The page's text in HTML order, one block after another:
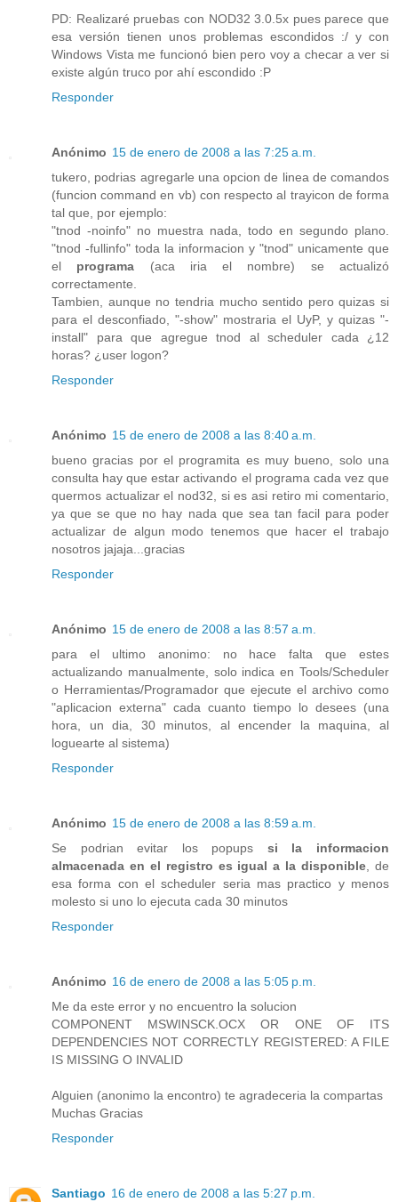
PD: Realizaré pruebas con NOD32 3.0.5x pues parece que
esa versión tienen unos problemas escondidos :/ y con
Windows Vista me funcionó bien pero voy a checar a ver si
existe algún truco por ahí escondido :P
Responder
Anónimo 15 de enero de 2008 a las 7:25 a.m.
tukero, podrias agregarle una opcion de linea de comandos
(funcion command en vb) con respecto al trayicon de forma
tal que, por ejemplo:
"tnod -noinfo" no muestra nada, todo en segundo plano.
"tnod -fullinfo" toda la informacion y "tnod" unicamente que
el programa (aca iria el nombre) se actualizó
correctamente.
Tambien, aunque no tendria mucho sentido pero quizas si
para el desconfiado, "-show" mostraria el UyP, y quizas "-
install" para que agregue tnod al scheduler cada ¿12
horas? ¿user logon?
Responder
Anónimo 15 de enero de 2008 a las 8:40 a.m.
bueno gracias por el programita es muy bueno, solo una
consulta hay que estar activando el programa cada vez que
quermos actualizar el nod32, si es asi retiro mi comentario,
ya que se que no hay nada que sea tan facil para poder
actualizar de algun modo tenemos que hacer el trabajo
nosotros jajaja...gracias
Responder
Anónimo 15 de enero de 2008 a las 8:57 a.m.
para el ultimo anonimo: no hace falta que estes
actualizando manualmente, solo indica en Tools/Scheduler
o Herramientas/Programador que ejecute el archivo como
"aplicacion externa" cada cuanto tiempo lo desees (una
hora, un dia, 30 minutos, al encender la maquina, al
loguearte al sistema)
Responder
Anónimo 15 de enero de 2008 a las 8:59 a.m.
Se podrian evitar los popups si la informacion
almacenada en el registro es igual a la disponible, de
esa forma con el scheduler seria mas practico y menos
molesto si uno lo ejecuta cada 30 minutos
Responder
Anónimo 16 de enero de 2008 a las 5:05 p.m.
Me da este error y no encuentro la solucion
COMPONENT MSWINSCK.OCX OR ONE OF ITS
DEPENDENCIES NOT CORRECTLY REGISTERED: A FILE
IS MISSING O INVALID
Alguien (anonimo la encontro) te agradeceria la compartas
Muchas Gracias
Responder
Santiago 16 de enero de 2008 a las 5:27 p.m.